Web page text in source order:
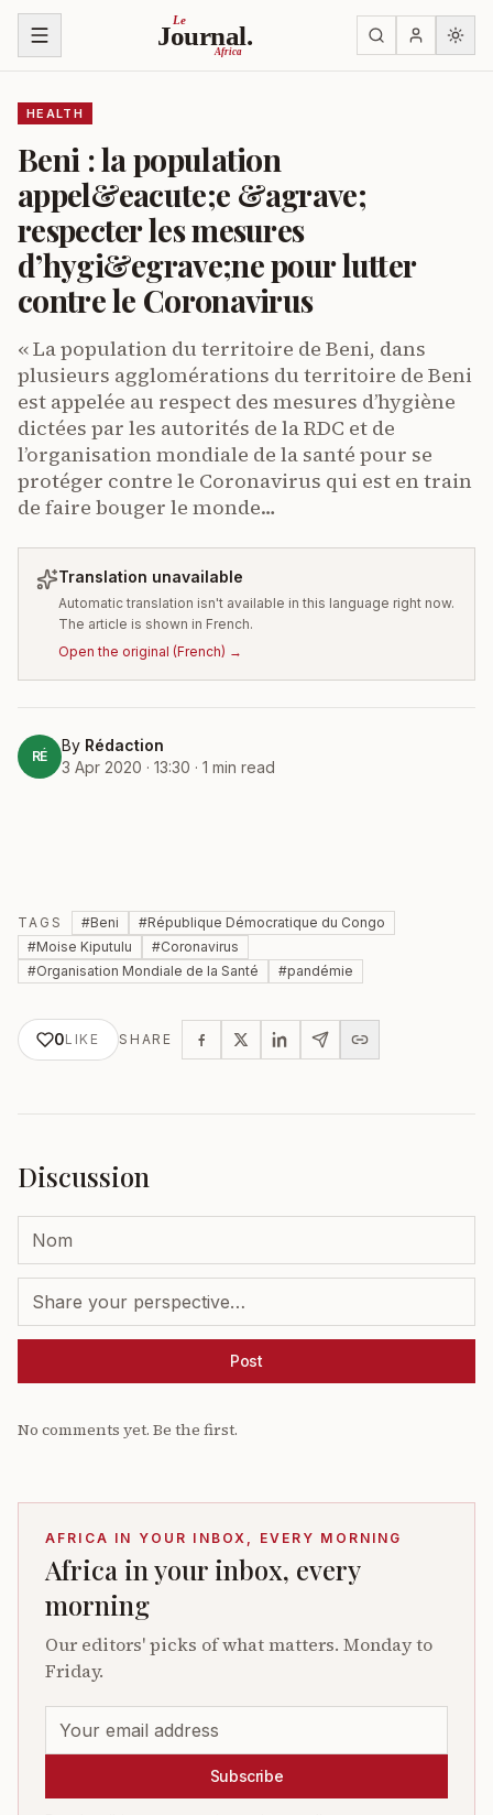
Skip to content Le
Journal.
Africa
HEALTH
Beni : la population
appel&eacute;e &agrave;
respecter les mesures
d’hygi&egrave;ne pour lutter
contre le Coronavirus
« La population du territoire de Beni, dans
plusieurs agglomérations du territoire de Beni
est appelée au respect des mesures d’hygiène
dictées par les autorités de la RDC et de
l’organisation mondiale de la santé pour se
protéger contre le Coronavirus qui est en train
de faire bouger le monde…
Translation unavailable
Automatic translation isn't available in this language right now.
The article is shown in French.
Open the original (French) →
RÉ
By Rédaction
3 Apr 2020 · 13:30 · 1 min read
TAGS #Beni #République Démocratique du Congo
#Moise Kiputulu #Coronavirus
#Organisation Mondiale de la Santé #pandémie
0LIKE SHARE
Discussion
Post
No comments yet. Be the first.
AFRICA IN YOUR INBOX, EVERY MORNING
Africa in your inbox, every
morning
Our editors' picks of what matters. Monday to
Friday.
Subscribe